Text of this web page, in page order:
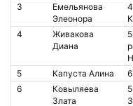
3
Емельянова
Элеонора
4
Живакова
Диана
5 Капуста Алина
6
Ковыляева
Злата